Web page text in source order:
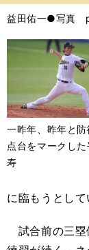
バ
益田佑一●写真
一昨年、昨年と防
点台をマークし
寿
に臨もうとして
試合前の三塁